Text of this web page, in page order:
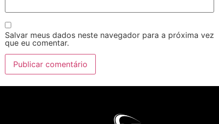
Salvar meus dados neste navegador para a próxima vez
que eu comentar.